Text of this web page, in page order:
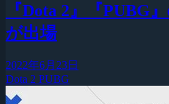
『Dota 2』『PUBG
が出場
2022年6月23日
Dota 2 PUBG